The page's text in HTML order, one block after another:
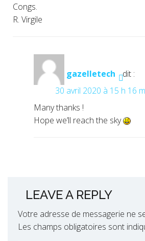
Congs.
R. Virgile
gazelletech
dit :
30 avril 2020 à 15 h 16
Many thanks !
Hope we’ll reach the sky
LEAVE A REPLY
Votre adresse de messagerie ne
Les champs obligatoires sont